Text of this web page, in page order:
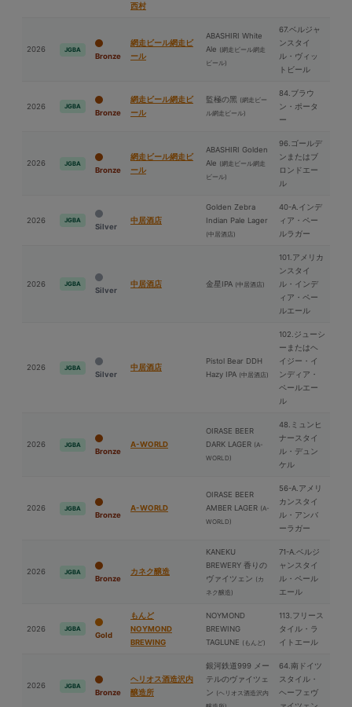
⻄村
2026 JGBA
Bronze
網走ビール網走ビ
ール
ABASHIRI White
Ale (網走ビール網走
ビール)
67.ベルジャ
ンスタイ
ル・ヴィッ
トビール
2026 JGBA
Bronze
網走ビール網走ビ
ール
監極の⿊ (網走ビー
ル網走ビール)
84.ブラウ
ン・ポータ
ー
2026 JGBA
Bronze
網走ビール網走ビ
ール
ABASHIRI Golden
Ale (網走ビール網走
ビール)
96.ゴールデ
ンまたはブ
ロンドエー
ル
2026 JGBA
Silver
中居酒店
Golden Zebra
Indian Pale Lager
(中居酒店)
40-A.インデ
ィア・ペー
ルラガー
2026 JGBA
Silver
中居酒店 ⾦星IPA (中居酒店)
101.アメリカ
ンスタイ
ル・インデ
ィア・ペー
ルエール
2026 JGBA
Silver
中居酒店
Pistol Bear DDH
Hazy IPA (中居酒店)
102.ジューシ
ーまたはヘ
イジー・イ
ンディア・
ペールエー
ル
2026 JGBA
Bronze
A-WORLD
OIRASE BEER
DARK LAGER (A-
WORLD)
48.ミュンヒ
ナースタイ
ル・デュン
ケル
2026 JGBA
Bronze
A-WORLD
OIRASE BEER
AMBER LAGER (A-
WORLD)
56-A.アメリ
カンスタイ
ル・アンバ
ーラガー
2026 JGBA
Bronze
カネク醸造
KANEKU
BREWERY 香りの
ヴァイツェン (カ
ネク醸造)
71-A.ベルジ
ャンスタイ
ル・ペール
エール
2026 JGBA
Gold
もんど
NOYMOND
BREWING
NOYMOND
BREWING
TAGLUNE (もんど)
113.フリース
タイル・ラ
イトエール
2026 JGBA
Bronze
ヘリオス酒造沢内
醸造所
銀河鉄道999 メー
テルのヴァイツェ
ン (ヘリオス酒造沢内
64.南ドイツ
スタイル・
ヘーフェヴ